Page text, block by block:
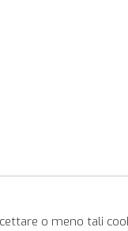
o meno tali